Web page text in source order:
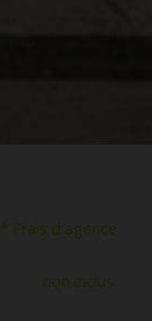
* Frais d'agence
non inclus.